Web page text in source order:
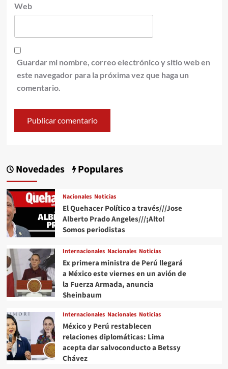
Web
Guardar mi nombre, correo electrónico y sitio web en
este navegador para la próxima vez que haga un
comentario.
Novedades Populares
Nacionales Noticias
El Quehacer Político a través///Jose
Alberto Prado Angeles///¡Alto!
Somos periodistas
Internacionales Nacionales Noticias
Ex primera ministra de Perú llegará
a México este viernes en un avión de
la Fuerza Armada, anuncia
Sheinbaum
Internacionales Nacionales Noticias
México y Perú restablecen
relaciones diplomáticas: Lima
acepta dar salvoconducto a Betssy
Chávez